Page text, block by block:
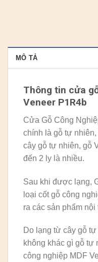
MÔ TẢ
Thông tin cửa
Veneer P1R4b
Cửa Gỗ Công
chính là gỗ tự
cây gỗ tự nhiên, gỗ
đến 2 ly là nhiều.
Sau khi được lạng,
loại cốt gỗ công
ra các sản phẩm nội
Do lạng từ cây gỗ
không khác gì gỗ tự
công nghiệp MDF